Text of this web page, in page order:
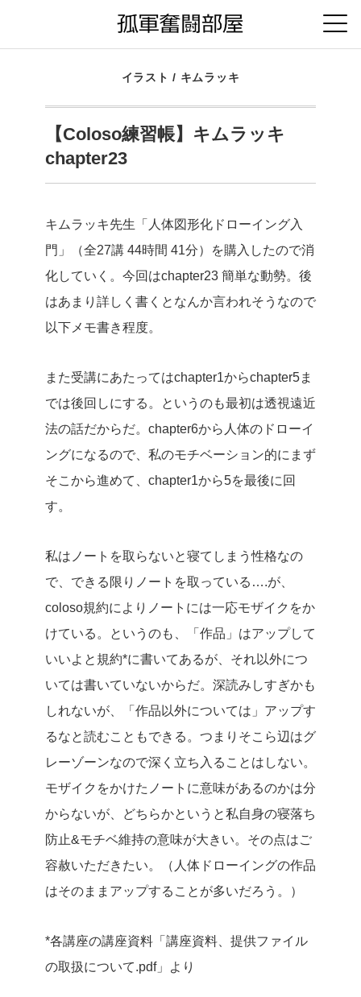
イラスト / キムラッキ
【Coloso練習帳】キムラッキ
chapter23
キムラッキ先生「人体図形化ドローイング入
門」（全27講 44時間 41分）を購入したので消
化していく。今回はchapter23 簡単な動勢。後
はあまり詳しく書くとなんか言われそうなので
以下メモ書き程度。
また受講にあたってはchapter1からchapter5ま
では後回しにする。というのも最初は透視遠近
法の話だからだ。chapter6から人体のドローイ
ングになるので、私のモチベーション的にまず
そこから進めて、chapter1から5を最後に回
す。
私はノートを取らないと寝てしまう性格なの
で、できる限りノートを取っている….が、
coloso規約によりノートには一応モザイクをか
けている。というのも、「作品」はアップして
いいよと規約*に書いてあるが、それ以外につ
いては書いていないからだ。深読みしすぎかも
しれないが、「作品以外については」アップす
るなと読むこともできる。つまりそこら辺はグ
レーゾーンなので深く立ち入ることはしない。
モザイクをかけたノートに意味があるのかは分
からないが、どちらかというと私自身の寝落ち
防止&モチベ維持の意味が大きい。その点はご
容赦いただきたい。（人体ドローイングの作品
はそのままアップすることが多いだろう。）
*各講座の講座資料「講座資料、提供ファイル
の取扱について.pdf」より